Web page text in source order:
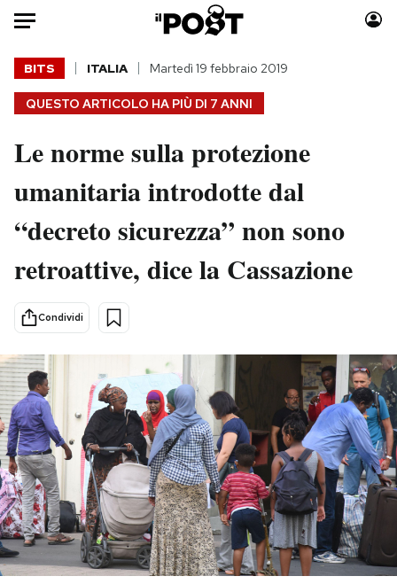
Auto
HOME
Italia
Politica
Tecnologia
Scienza
Cultura
Economia
Sport
Moda
Consumismi
Storie/Idee
Media
Mondiali calcio 2026
PODCAST
NEWSLETTER
I MIEI PREFERITI
QUESTO ARTICOLO HA PIÙ DI 7 ANNI
BITS ITALIA Martedì 19 febbraio 2019
Le norme sulla protezione
umanitaria introdotte dal
“decreto sicurezza” non sono
retroattive, dice la Cassazione
Condividi